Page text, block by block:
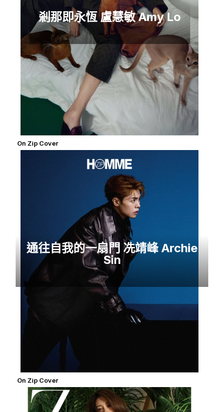
剎那即永恆 盧慧敏 Amy Lo
On Zip Cover
通往自我的一扇門 冼靖峰 Archie
Sin
On Zip Cover